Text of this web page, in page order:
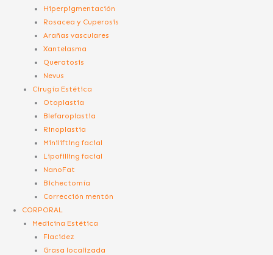
Hiperpigmentación
Rosacea y Cuperosis
Arañas vasculares
Xantelasma
Queratosis
Nevus
Cirugía Estética
Otoplastia
Blefaroplastia
Rinoplastia
Minilifting facial
Lipofilling facial
NanoFat
Bichectomía
Corrección mentón
CORPORAL
Medicina Estética
Flacidez
Grasa localizada